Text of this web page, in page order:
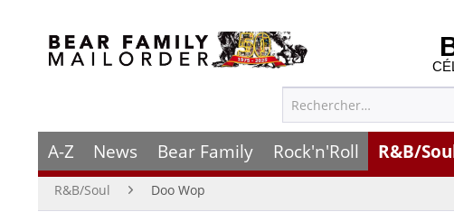
A-Z News Bear Family Rock'n'Roll R&B/
R&B/Soul Doo Wop